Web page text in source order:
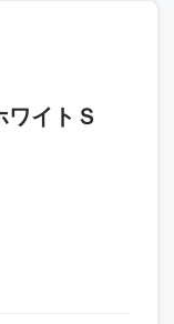
イトＳ